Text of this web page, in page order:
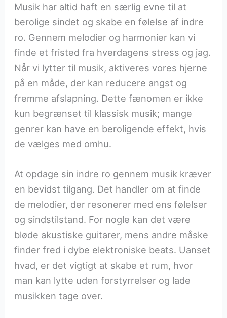
Musik har altid haft en særlig evne til at
berolige sindet og skabe en følelse af indre
ro. Gennem melodier og harmonier kan vi
finde et fristed fra hverdagens stress og jag.
Når vi lytter til musik, aktiveres vores hjerne
på en måde, der kan reducere angst og
fremme afslapning. Dette fænomen er ikke
kun begrænset til klassisk musik; mange
genrer kan have en beroligende effekt, hvis
de vælges med omhu.
At opdage sin indre ro gennem musik kræver
en bevidst tilgang. Det handler om at finde
de melodier, der resonerer med ens følelser
og sindstilstand. For nogle kan det være
bløde akustiske guitarer, mens andre måske
finder fred i dybe elektroniske beats. Uanset
hvad, er det vigtigt at skabe et rum, hvor
man kan lytte uden forstyrrelser og lade
musikken tage over.